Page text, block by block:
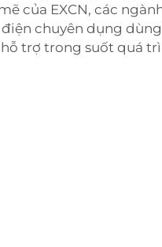
của EXCN, các
chuyên dụng
trợ trong suốt quá